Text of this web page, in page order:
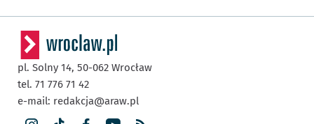
pl. Solny 14, 50-062 Wrocław
tel. 71 776 71 42
e-mail: redakcja@araw.pl